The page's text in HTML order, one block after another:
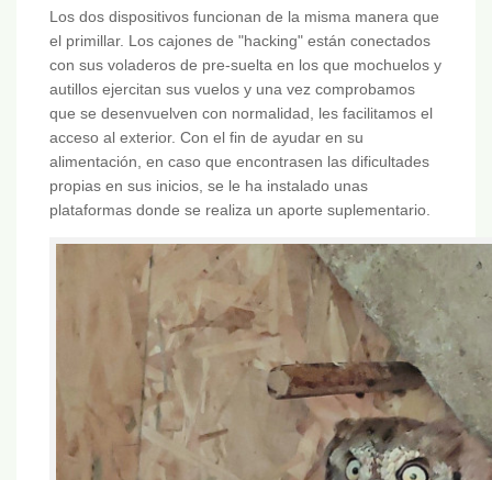
Los dos dispositivos funcionan de la misma manera que
el primillar. Los cajones de "hacking" están conectados
con sus voladeros de pre-suelta en los que mochuelos y
autillos ejercitan sus vuelos y una vez comprobamos
que se desenvuelven con normalidad, les facilitamos el
acceso al exterior. Con el fin de ayudar en su
alimentación, en caso que encontrasen las dificultades
propias en sus inicios, se le ha instalado unas
plataformas donde se realiza un aporte suplementario.